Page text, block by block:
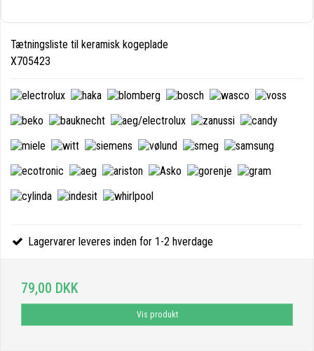
Tætningsliste til keramisk kogeplade
X705423
Lagervarer leveres inden for 1-2 hverdage
79,00 DKK
Vis produkt